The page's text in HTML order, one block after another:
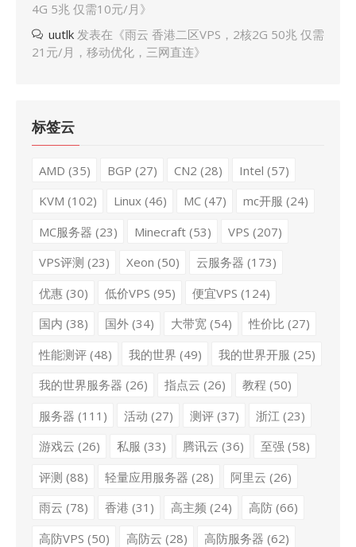
4G 5兆 仅需10元/月 》
uutlk 发表在《雨云 香港二区VPS，2核2G 50兆 仅需
21元/月，移动优化，三网直连》
标签云
AMD (35) BGP (27) CN2 (28) Intel (57)
KVM (102) Linux(46) MC(47) mc开服 (24)
MC服务器 (23) Minecraft(53) VPS (207)
VPS评测 (23) Xeon (50) 云服务器 (173)
优惠(30) 低价VPS (95) 便宜VPS (124)
国内 (38) 国外(34) 大带宽(54) 性价比 (27)
性能测评(48) 我的世界 (49) 我的世界开服 (25)
我的世界服务器 (26) 指点云 (26) 教程 (50)
服务器 (111) 活动 (27) 测评(37) 浙江 (23)
游戏云 (26) 私服 (33) 腾讯云 (36) 至强 (58)
评测 (88) 轻量应用服务器 (28) 阿里云 (26)
雨云 (78) 香港 (31) 高主频 (24) 高防(66)
高防VPS (50) 高防云 (28) 高防服务器 (62)